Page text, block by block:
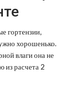
гортензии,
хорошенько.
влаги она не
из расчета 2